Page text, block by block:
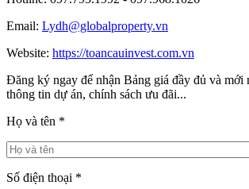
Email: Lydh@globalproperty.vn
Website: https://toancauinvest.com.vn
Đăng ký ngay để nhận Bảng giá đầy đủ và mới
thông tin dự án, chính sách ưu đãi...
Họ và tên *
Số điện thoại *